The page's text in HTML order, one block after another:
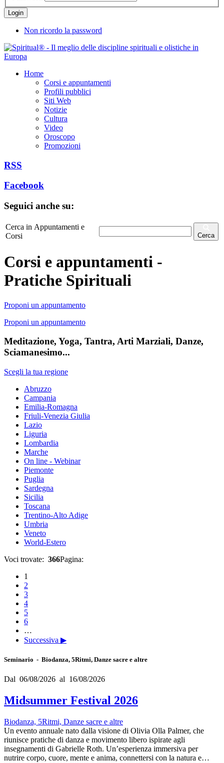
Non ricordo la password
Home
Corsi e appuntamenti
Profili pubblici
Siti Web
Notizie
Cultura
Video
Oroscopo
Promozioni
RSS
Facebook
Seguici anche su:
Cerca in Appuntamenti e
Corsi
Cerca
Corsi e appuntamenti -
Pratiche Spirituali
Proponi un appuntamento
Proponi un appuntamento
Meditazione, Yoga, Tantra, Arti Marziali, Danze,
Sciamanesimo...
Scegli la tua regione
Abruzzo
Campania
Emilia-Romagna
Friuli-Venezia Giulia
Lazio
Liguria
Lombardia
Marche
On line - Webinar
Piemonte
Puglia
Sardegna
Sicilia
Toscana
Trentino-Alto Adige
Umbria
Veneto
World-Estero
Voci trovate: 366Pagina:
1
2
3
4
5
6
…
Successiva ▶
Seminario - Biodanza, 5Ritmi, Danze sacre e altre
Dal 06/08/2026 al 16/08/2026
Midsummer Festival 2026
Biodanza, 5Ritmi, Danze sacre e altre
Un evento annuale nato dalla visione di Olivia Olla Palmer, che
riunisce pratiche di danza e movimento libero ispirate agli
insegnamenti di Gabrielle Roth. Un’esperienza immersiva per
nutrire corpo, cuore, mente e anima, connettersi con la natura e…